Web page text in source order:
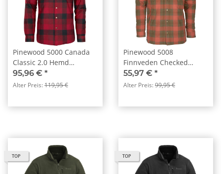
Pinewood 5000 Canada
Classic 2.0 Hemd
Rot/Schwarz (518)
95,96 € *
Alter Preis:119,95 €
Pinewood 5008
Finnveden Checked
Padded Overshirt
Terracotta/ Oliv (529)
55,97 € *
Alter Preis:99,95 €
TOP TOP